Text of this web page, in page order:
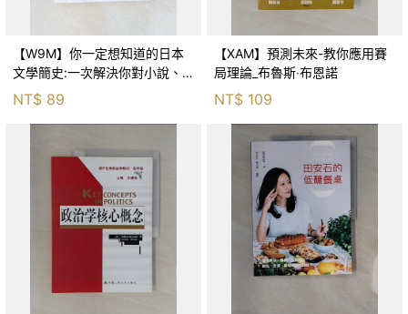
【W9M】你一定想知道的日本
文學簡史:一次解決你對小說、
戲劇、漫畫的知識渴望與疑惑_
清水義範
NT$ 89
【XAM】預測未來-教你應用賽
局理論_布魯斯‧布恩諾
NT$ 109